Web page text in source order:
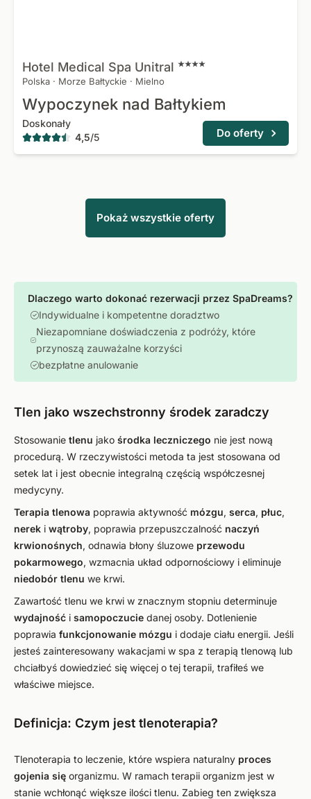
Hotel Medical Spa Unitral
Polska · Morze Bałtyckie · Mielno
Wypoczynek nad Bałtykiem
Doskonały
4,5/5 Do oferty
Pokaż wszystkie oferty
Dlaczego warto dokonać rezerwacji przez SpaDreams?
Indywidualne i kompetentne doradztwo
Niezapomniane doświadczenia z podróży, które
przynoszą zauważalne korzyści
bezpłatne anulowanie
Tlen jako wszechstronny środek zaradczy
Stosowanie tlenu jako środka leczniczego nie jest nową
procedurą. W rzeczywistości metoda ta jest stosowana od
setek lat i jest obecnie integralną częścią współczesnej
medycyny.
Terapia tlenowa poprawia aktywność mózgu, serca, płuc,
nerek i wątroby, poprawia przepuszczalność naczyń
krwionośnych, odnawia błony śluzowe przewodu
pokarmowego, wzmacnia układ odpornościowy i eliminuje
niedobór tlenu we krwi.
Zawartość tlenu we krwi w znacznym stopniu determinuje
wydajność i samopoczucie danej osoby. Dotlenienie
poprawia funkcjonowanie mózgu i dodaje ciału energii. Jeśli
jesteś zainteresowany wakacjami w spa z terapią tlenową lub
chciałbyś dowiedzieć się więcej o tej terapii, trafiłeś we
właściwe miejsce.
Definicja: Czym jest tlenoterapia?
Tlenoterapia to leczenie, które wspiera naturalny proces
gojenia się organizmu. W ramach terapii organizm jest w
stanie wchłonąć większe ilości tlenu. Zabieg ten zwiększa